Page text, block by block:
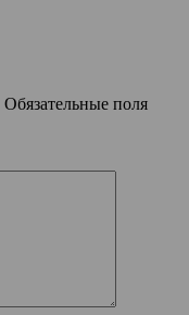
Обязательные поля